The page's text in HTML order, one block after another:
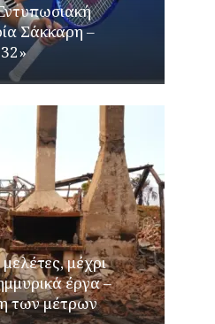
Σάκκαρη –
μέχρι
έργα –
των μέτρων